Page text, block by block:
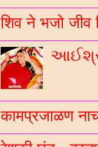
शिव ने भजो जीव
कामप्रजाळण